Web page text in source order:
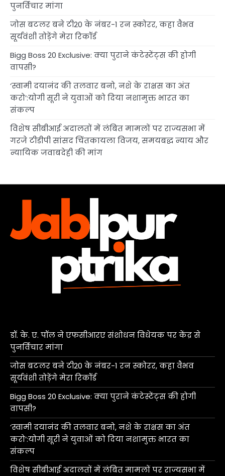
पुनर्विचार मांगा
जोस बटलर बने टी20 के नंबर-1 रन स्कोरर, कहा वैभव
सूर्यवंशी तोड़ेंगे मेरा रिकॉर्ड
Bigg Boss 20 Exclusive: क्या पुराने कंटेस्टेंट्स की होगी
वापसी?
‘स्वामी दयानंद की तलवार बनो, नशे के राक्षस का अंत
करो’:योगी सूरी ने युवाओं को दिया नशामुक्त भारत का
संकल्प
विशेष सीबीआई अदालतों में लंबित मामलों पर राज्यसभा में
गरजे टीडीपी सांसद चिंतकायला विजय, समयबद्ध न्याय और
न्यायिक जवाबदेही की मांग
डॉ. के. ए. पॉल ने एफसीआरए संशोधन विधेयक पर केंद्र से
पुनर्विचार मांगा
जोस बटलर बने टी20 के नंबर-1 रन स्कोरर, कहा वैभव
सूर्यवंशी तोड़ेंगे मेरा रिकॉर्ड
Bigg Boss 20 Exclusive: क्या पुराने कंटेस्टेंट्स की होगी
वापसी?
‘स्वामी दयानंद की तलवार बनो, नशे के राक्षस का अंत
करो’:योगी सूरी ने युवाओं को दिया नशामुक्त भारत का
संकल्प
विशेष सीबीआई अदालतों में लंबित मामलों पर राज्यसभा में